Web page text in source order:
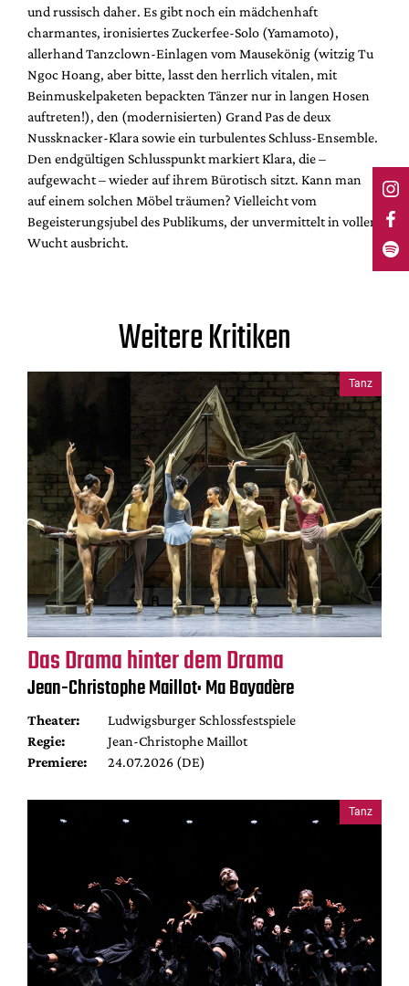
und russisch daher. Es gibt noch ein mädchenhaft
charmantes, ironisiertes Zuckerfee-Solo (Yamamoto),
allerhand Tanzclown-Einlagen vom Mausekönig (witzig Tu
Ngoc Hoang, aber bitte, lasst den herrlich vitalen, mit
Beinmuskelpaketen bepackten Tänzer nur in langen Hosen
auftreten!), den (modernisierten) Grand Pas de deux
Nussknacker-Klara sowie ein turbulentes Schluss-Ensemble.
Den endgültigen Schlusspunkt markiert Klara, die –
aufgewacht – wieder auf ihrem Bürotisch sitzt. Kann man
auf einem solchen Möbel träumen? Vielleicht vom
Begeisterungsjubel des Publikums, der unvermittelt in voller
Wucht ausbricht.
Weitere Kritiken
Tanz
Das Drama hinter dem Drama
Jean-Christophe Maillot: Ma Bayadère
Theater:
Ludwigsburger Schlossfestspiele
Regie:
Jean-Christophe Maillot
Premiere:
24.07.2026 (DE)
Tanz